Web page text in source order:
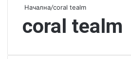
Начална/coral tealm
coral tealm